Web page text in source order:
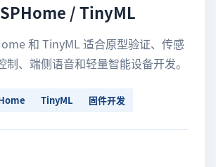
/ TinyML
和 TinyML 适合原型验证、传感
制、端侧语音和轻量智能设备开发。
TinyML 固件开发